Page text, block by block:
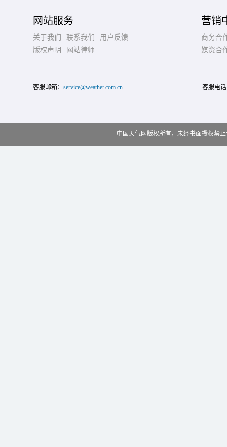
网站服务
关于我们 联系我们
用户反馈
版权声明
网站律师
营销
商务合
媒资合
客服邮箱： service@weather.com.cn 客服电
中国天气网版权所有，未经书面授权